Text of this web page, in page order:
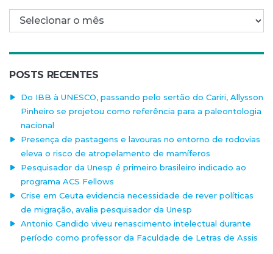
Arquivo mensal
POSTS RECENTES
Do IBB à UNESCO, passando pelo sertão do Cariri, Allysson
Pinheiro se projetou como referência para a paleontologia
nacional
Presença de pastagens e lavouras no entorno de rodovias
eleva o risco de atropelamento de mamíferos
Pesquisador da Unesp é primeiro brasileiro indicado ao
programa ACS Fellows
Crise em Ceuta evidencia necessidade de rever políticas
de migração, avalia pesquisador da Unesp
Antonio Candido viveu renascimento intelectual durante
período como professor da Faculdade de Letras de Assis